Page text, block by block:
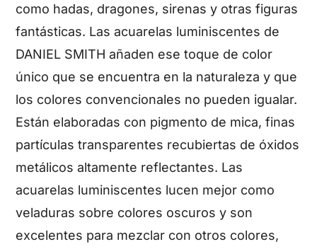
como hadas, dragones, sirenas y otras figuras
fantásticas. Las acuarelas luminiscentes de
DANIEL SMITH añaden ese toque de color
único que se encuentra en la naturaleza y que
los colores convencionales no pueden igualar.
Están elaboradas con pigmento de mica, finas
partículas transparentes recubiertas de óxidos
metálicos altamente reflectantes. Las
acuarelas luminiscentes lucen mejor como
veladuras sobre colores oscuros y son
excelentes para mezclar con otros colores,